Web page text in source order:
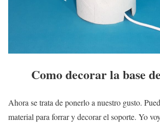
Como decorar la base
Ahora se trata de ponerlo a nuestro gusto.
material para forrar y decorar el soporte. Yo